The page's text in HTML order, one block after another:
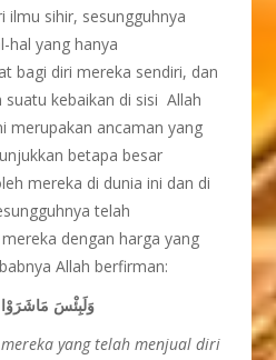
ilmu sihir, sesungguhnya
hal yang hanya
bagi diri mereka sendiri, dan
kebaikan di sisi Allah
merupakan ancaman yang
betapa besar
mereka di dunia ini dan di
telah
dengan harga yang
Allah berfirman:
وَلَبِئْسَ مَاشَرَوْا
yang telah menjual diri